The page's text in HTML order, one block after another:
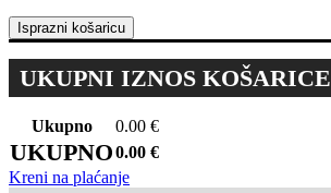
Isprazni košaricu
UKUPNI IZNOS KOŠARICE
Ukupno 0.00 €
UKUPNO0.00 €
Kreni na plaćanje